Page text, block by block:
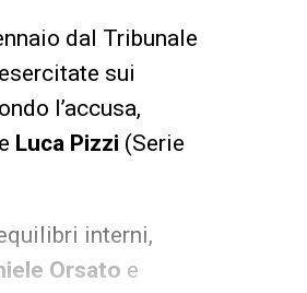
dal Tribunale
sui
l’accusa,
Luca Pizzi (Serie
interni,
Orsato e